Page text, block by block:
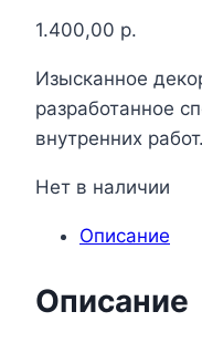
1.400,00 р.
Изысканное
разработанное
внутренних работ.
Нет в наличии
Описание
Описание